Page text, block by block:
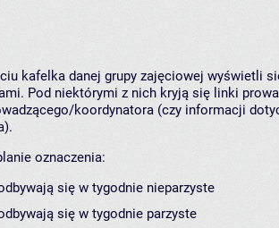
kafelka danej grupy zajęciowej wyświetli
Pod niektórymi z nich kryją się linki
koordynatora (czy informacji
oznaczenia:
się w tygodnie nieparzyste
się w tygodnie parzyste